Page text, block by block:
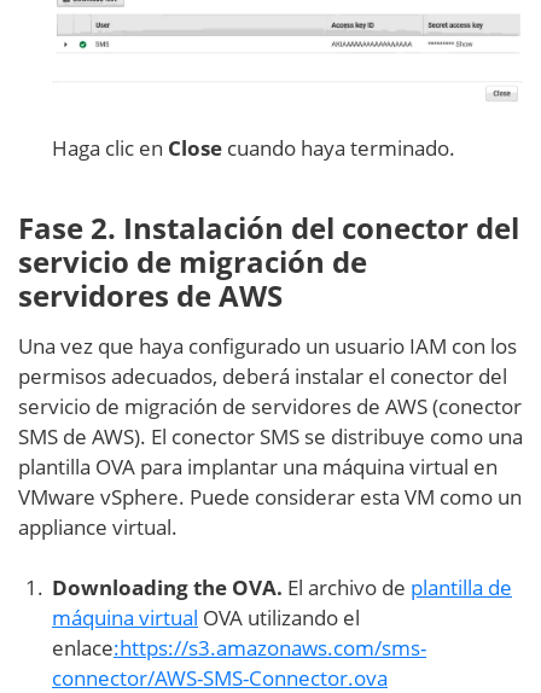
Haga clic en Close cuando haya terminado.
Fase 2. Instalación del conector del
servicio de migración de
servidores de AWS
Una vez que haya configurado un usuario IAM con los
permisos adecuados, deberá instalar el conector del
servicio de migración de servidores de AWS (conector
SMS de AWS). El conector SMS se distribuye como una
plantilla OVA para implantar una máquina virtual en
VMware vSphere. Puede considerar esta VM como un
appliance virtual.
Downloading the OVA. El archivo de plantilla de
máquina virtual OVA utilizando el
enlace:https://s3.amazonaws.com/sms-
connector/AWS-SMS-Connector.ova